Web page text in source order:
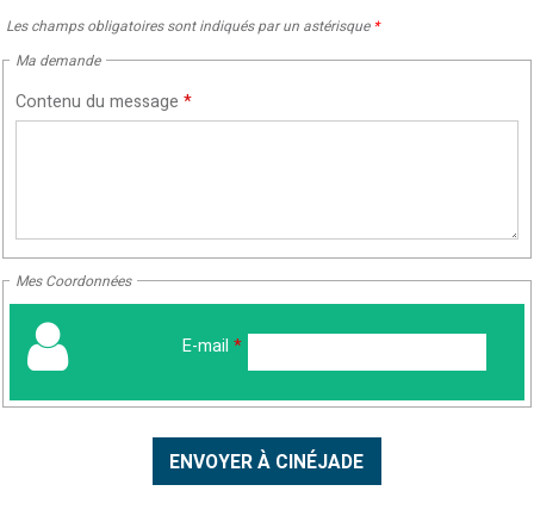
Les champs obligatoires sont indiqués par un astérisque *
Ma demande
Contenu du message *
Mes Coordonnées
E-mail *